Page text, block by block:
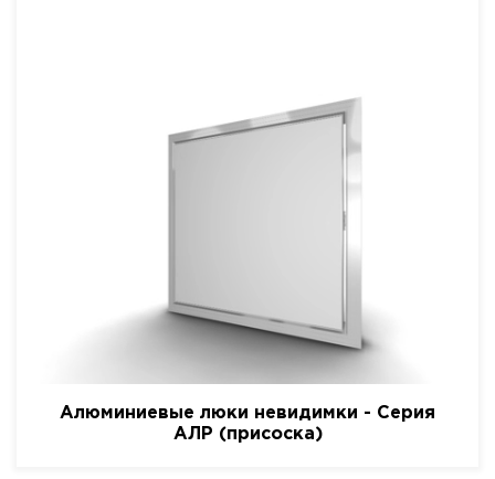
Алюминиевые люки невидимки - Серия
АЛР (присоска)